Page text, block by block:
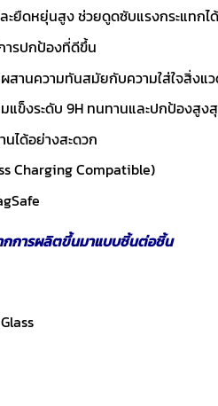
ะยืดหยุ่นสูง ช่วยดูดซับแรงกระแทกไ
ารปกป้องที่ดีขึ้น
สานความทันสมัยกับความใส่ใจสิ่งแ
แข็งระดับ 9H ทนทานและปกป้อง
นได้อย่างสะดวก
Charging Compatible)
กการผลิตขึ้นมาแบบชิ้นต่อชิ้น